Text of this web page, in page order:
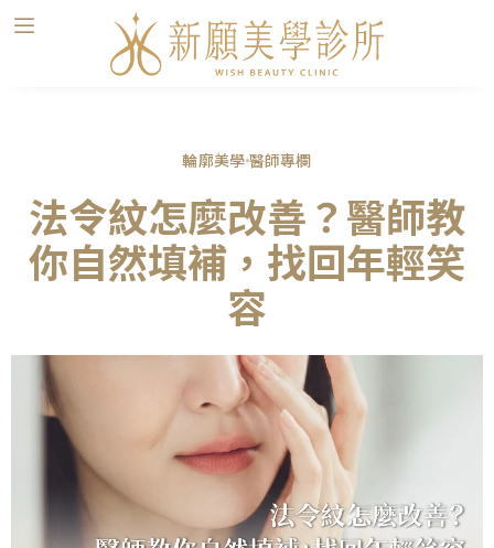
輪廓美學醫師專欄
法令紋怎麼改善？醫師教
你自然填補，找回年輕笑
容